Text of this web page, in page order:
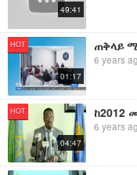
49:41
HOT
01:17
6 years
HOT
04:47
6 years